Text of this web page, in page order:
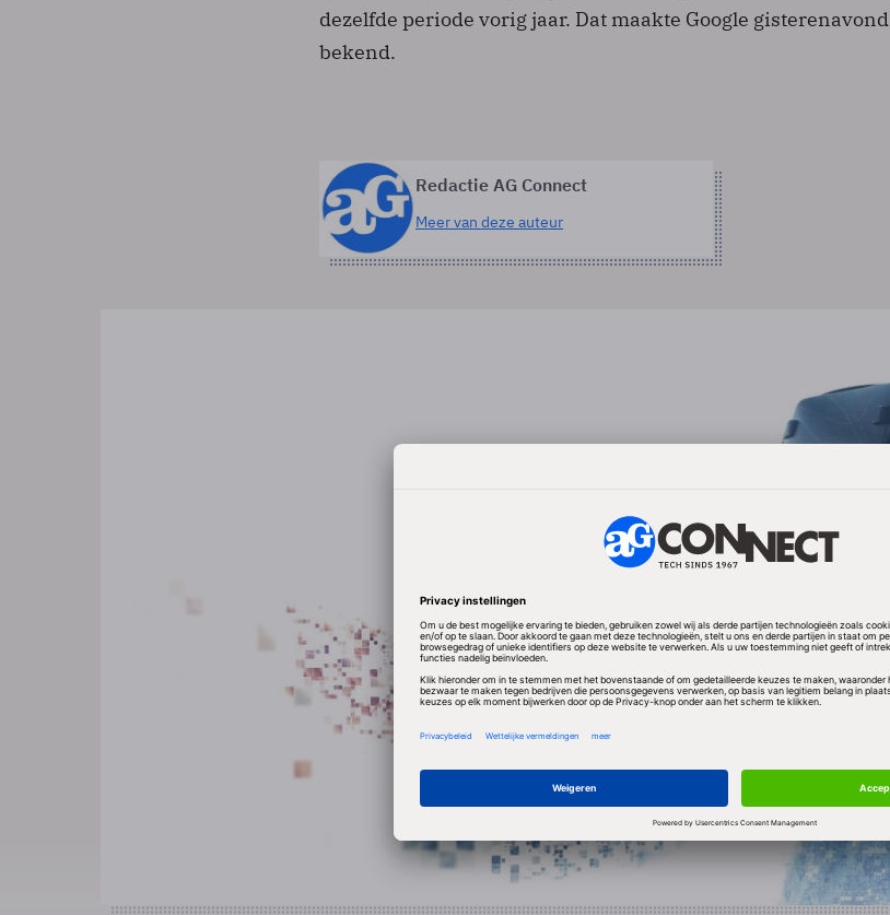
dezelfde periode vorig jaar. Dat maakte Google gisterenavond
bekend.
Redactie AG Connect
Meer van deze auteur